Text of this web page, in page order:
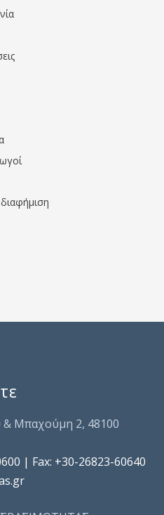
& Μπαχούμη 2, 48100
| Fax: +30-26823-60640